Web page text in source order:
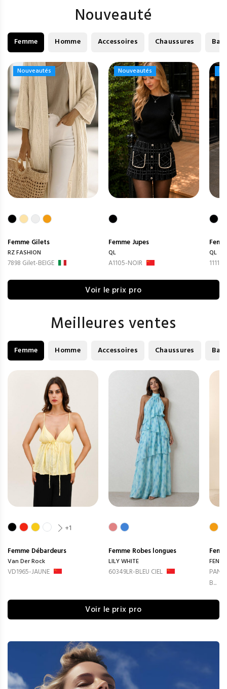
Nouveauté
Femme Homme Accessoires Chaussures
Nouveautés
Nouveautés
Femme Gilets
RZ FASHION
7898 Gilet-BEIGE
Nouveautés
Nouveautés
Femme Jupes
QL
A1105-NOIR
QL
1111-
Voir le prix pro
Meilleures ventes
Femme Homme Accessoires Chaussures
+1
Femme Débardeurs
Van Der Rock
VD1965-JAUNE
Femme Robes longues
LILY WHITE
60349LR-BLEU CIEL
B...
Voir le prix pro